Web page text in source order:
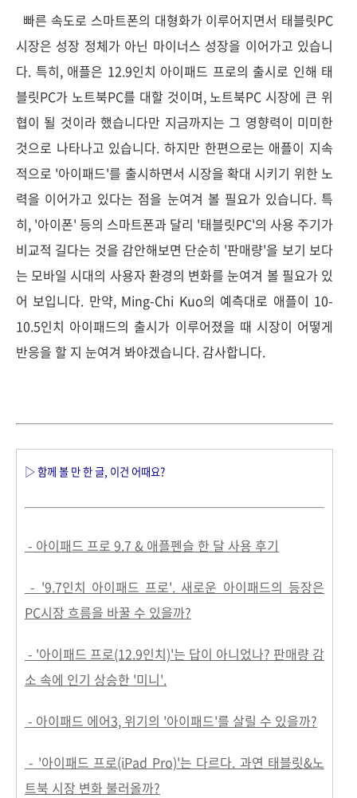
빠른 속도로 스마트폰의 대형화가 이루어지면서 태블릿PC
시장은 성장 정체가 아닌 마이너스 성장을 이어가고 있습니
다. 특히, 애플은 12.9인치 아이패드 프로의 출시로 인해 태
블릿PC가 노트북PC를 대할 것이며, 노트북PC 시장에 큰 위
협이 될 것이라 했습니다만 지금까지는 그 영향력이 미미한
것으로 나타나고 있습니다. 하지만 한편으로는 애플이 지속
적으로 '아이패드'를 출시하면서 시장을 확대 시키기 위한 노
력을 이어가고 있다는 점을 눈여겨 볼 필요가 있습니다. 특
히, '아이폰' 등의 스마트폰과 달리 '태블릿PC'의 사용 주기가
비교적 길다는 것을 감안해보면 단순히 '판매량'을 보기 보다
는 모바일 시대의 사용자 환경의 변화를 눈여겨 볼 필요가 있
어 보입니다. 만약, Ming-Chi Kuo의 예측대로 애플이 10-
10.5인치 아이패드의 출시가 이루어졌을 때 시장이 어떻게
반응을 할 지 눈여겨 봐야겠습니다. 감사합니다.
▷ 함께 볼 만 한 글, 이건 어때요?
- 아이패드 프로 9.7 & 애플펜슬 한 달 사용 후기
- '9.7인치 아이패드 프로'. 새로운 아이패드의 등장은
PC시장 흐름을 바꿀 수 있을까?
- '아이패드 프로(12.9인치)'는 답이 아니었나? 판매량 감
소 속에 인기 상승한 '미니'.
- 아이패드 에어3, 위기의 '아이패드'를 살릴 수 있을까?
- '아이패드 프로(iPad Pro)'는 다르다. 과연 태블릿&노
트북 시장 변화 불러올까?